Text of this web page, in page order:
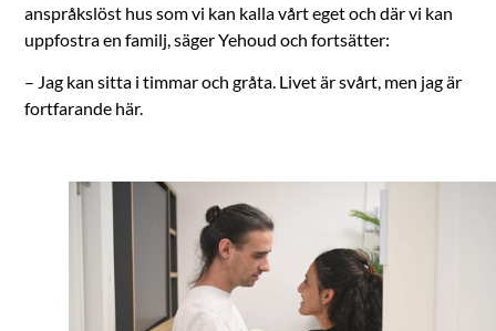
anspråkslöst hus som vi kan kalla vårt eget och där vi kan
uppfostra en familj, säger Yehoud och fortsätter:
– Jag kan sitta i timmar och gråta. Livet är svårt, men jag är
fortfarande här.